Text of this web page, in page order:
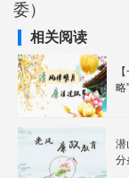
委）
相关阅读
略
潜
分